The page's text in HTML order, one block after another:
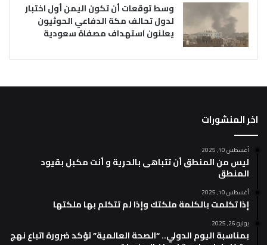
وسط توقعات أن تكون اليمن أول اختبار
لدول تحالف مكة الدفاعي الحوثيون
يعلنون استهداف مصفاة سعودية
اخر المنشورات
أغسطس 10, 2025
ليس من المنطق أن تتباهى بالحرية و أنت مكبل بقيود
المنطق
أغسطس 10, 2025
إذا تكلمت بالكلمة ملكتك وإذا لم تتكلم بها ملكتها
يونيو 26, 2025
بمناسبة اليوم الدولي.. “الصحة العالمية” تؤكد ضرورة اتباع نهج